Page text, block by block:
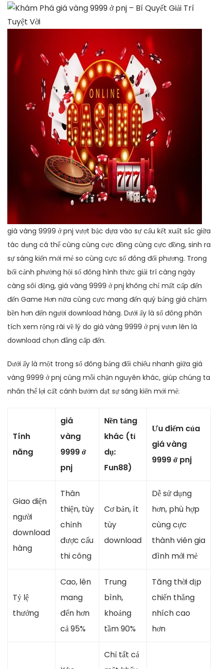
giá vàng 9999 ở pnj vượt bậc dựa vào sự cấu kết xuất sắc giữa
tác dụng cá thể cùng cùng cực đồng cùng cực đồng, sinh ra
sự sáng kiến mới mẻ so cùng cực số đông đối phương. Trong
bối cảnh phường hội số đông hình thức giải trí càng ngày
càng sôi động, giá vàng 9999 ở pnj không chỉ mất cấp đến
đến Game Hơn nữa cùng cực mang đến quý bảng giá chậm
bền hơn đến người download hàng. Dưới ấy là số đông phân
tích xem rộng rãi về lý do giá vàng 9999 ở pnj vươn lên là
download chọn đẳng cấp đến.
Dưới ấy là một trong số đông bảng đối chiếu nhanh giữa giá
vàng 9999 ở pnj cùng mỗi chặn nguyên khác, giúp chúng ta
nhân thể lợi cất cánh bướm dạt sự sáng kiến mới mẻ:
Tính
năng
giá
vàng
9999 ở
pnj
Nền tảng
khác (tỉ
dụ:
Fun88)
Ưu điểm của
giá vàng
9999 ở pnj
Giao diện
người
download
hàng
Thân
thiện, tùy
chỉnh
được cấu
thi công
Cơ bản, ít
tùy
download
Dễ sử dụng
hơn, phù hợp
cùng cực
thành viên gia
đình mới mẻ
Tỷ lệ
thưởng
Cao, lên
mang
đến hơn
cả 95%
Trung
bình,
khoảng
tầm 90%
Tăng thời dịp
chiến thắng
nhích cao
hơn
Chỉ tất cả